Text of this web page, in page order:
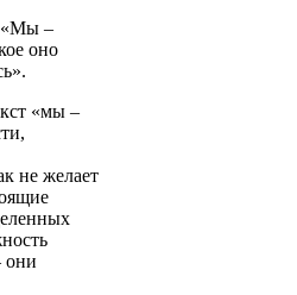
«Мы –
оно
«мы –
не желает
они